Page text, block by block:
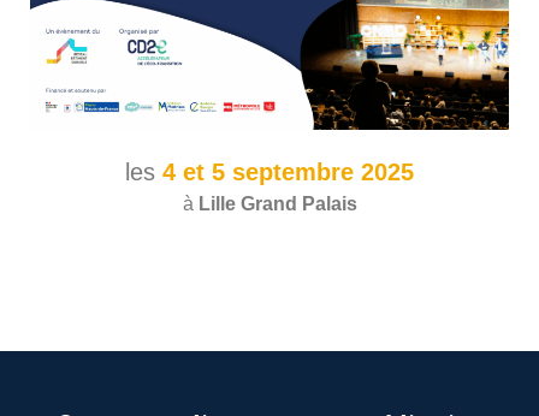
les 4 et 5 septembre 2025
à Lille Grand Palais